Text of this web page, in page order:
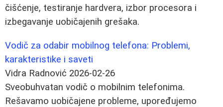
čišćenje, testiranje hardvera, izbor procesora i
izbegavanje uobičajenih grešaka.
Vodič za odabir mobilnog telefona: Problemi,
karakteristike i saveti
Vidra Radnović 2026-02-26
Sveobuhvatan vodič o mobilnim telefonima.
Rešavamo uobičajene probleme, upoređujemo